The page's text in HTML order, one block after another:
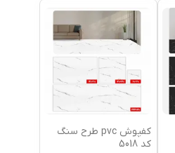
کفپوش pvc طرح سنگ
کد 5018